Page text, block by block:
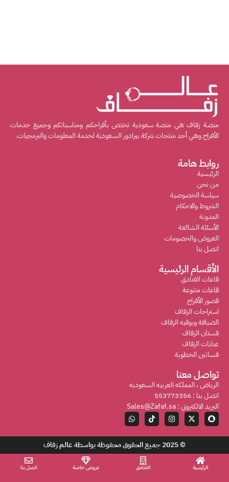
منصة زفاف هي منصة سعودية تختص بأفراحكم ومناسباتكم وجميع خدمات
الأفراح وهي أحد منتجات شركة بيرادور السعودية لخدمة المعلومات والبرمجيات.
روابط هامة
الرئيسية
من نحن
سياسة الخصوصية
الشروط والاحكام
المدونة
الأسئلة الشائعة
العروض والخصومات
اتصل بنا
الأقسام الرئيسية
قاعات الفنادق
قاعات متنوعة
قصور الأفراح
استراحات الزفاف
الضيافة وبوفيه الزفاف
فستان الزفاف
عبايات الزفاف
فساتين الخطوبة
تواصل معنا
الرياض ، المملكه العربيه السعوديه
اتصل بنا : 553773356
البريد الالكتروني : Sales@Zafaf.sa
© 2025 جميع الحقوق محفوظة بواسطة عالم زفاف
الرئيسية الفنادق عروض خاصة اتصل بنا